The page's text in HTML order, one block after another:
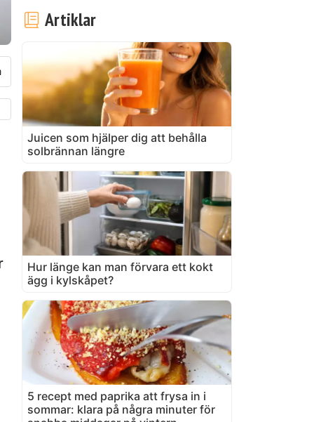
Artiklar
Juicen som hjälper dig att behålla
solbrännan längre
Hur länge kan man förvara ett kokt
ägg i kylskåpet?
5 recept med paprika att frysa in i
sommar: klara på några minuter för